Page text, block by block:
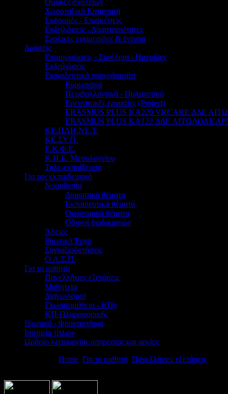
Χωροταξική Κατανομή
Εκδρομές - Επισκέψεις
Εκδηλώσεις - Δραστηριότητες
Σχολικές εφημερίδες & έντυπα
Δράσεις
Επιμορφώσεις - Συνέδρια - Ημερίδες
Εκδηλώσεις
Εκπαιδευτικά προγράμματα
Ευρωπαϊκά
Περιβαλλοντικά - Πολιτιστικά
Ερευνητικές εργασίες (Project)
ERASMUS PLUS KA220 VRCARE ΔΔΕ
ERASMUS PLUS KA122 ΔΔΕ
ΚΕ.ΠΛΗ.ΝΕ.Τ.
ΚΕ.ΣΥ.Π.
Ε.Κ.Φ.Ε.
Κ.Π.Ε. Μεσολογγίου
Τηλε-εκπαίδευση
Για τον εκπαιδευτικό
Νομοθεσία
Διοικητικά θέματα
Εκπαιδευτικά θέματα
Οικονομικά θέματα
Οδηγοί διαδικασιών
Άδειες
Ιδιωτικό Έργο
Συνταξιοδοτήσεις
Ο.Α.Σ.Π.
Για το μαθητή
Πανελλήνιες εξετάσεις
Μαθητεία
Διαγωνισμοί
Γλωσσομάθεια - ΚΠγ
ΚΠ-Πληροφορικής
Ιδιωτικά - Φροντιστήρια
Ισοτιμία τίτλων
Ωράριο λειτουργίας υπηρεσίας και αργίες
Home Για το μαθητή Πανελλήνιες εξετάσεις